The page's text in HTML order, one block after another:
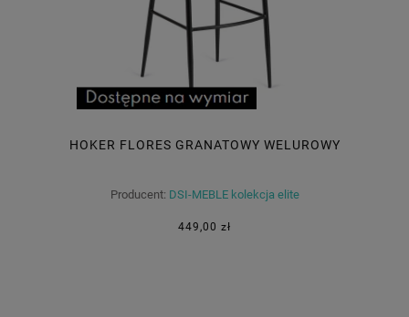
HOKER FLORES GRANATOWY WELUROWY
Producent: DSI-MEBLE kolekcja elite
449,00 zł